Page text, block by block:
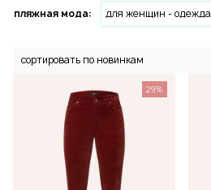
пляжная мода: для женщин - одежда
сортировать по новинкам
29%